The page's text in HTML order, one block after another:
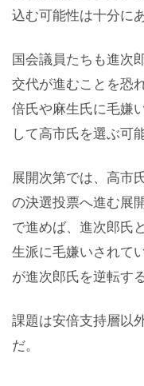
込む可能性は十分にあ
国会議員たちも進次
交代が進むことを恐
倍氏や麻生氏に毛嫌
して高市氏を選ぶ可
展開次第では、高市
の決選投票へ進む展
で進めば、進次郎氏
生派に毛嫌いされて
が進次郎氏を逆転す
課題は安倍支持層以
だ。